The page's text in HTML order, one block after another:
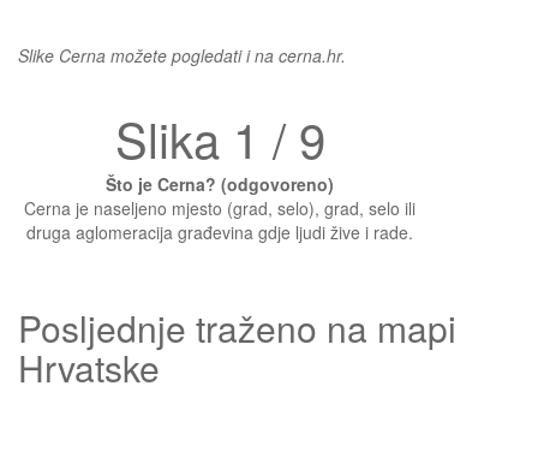
Slike Cerna možete pogledati i na cerna.hr.
Slika 1 / 9
Što je Cerna? (odgovoreno)
Cerna je naseljeno mjesto (grad, selo), grad, selo ili
druga aglomeracija građevina gdje ljudi žive i rade.
Posljednje traženo na mapi
Hrvatske